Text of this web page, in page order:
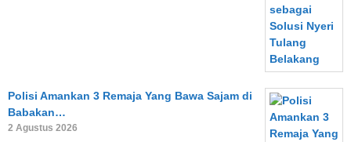
Polisi Amankan 3 Remaja Yang Bawa Sajam di
Babakan…
2 Agustus 2026